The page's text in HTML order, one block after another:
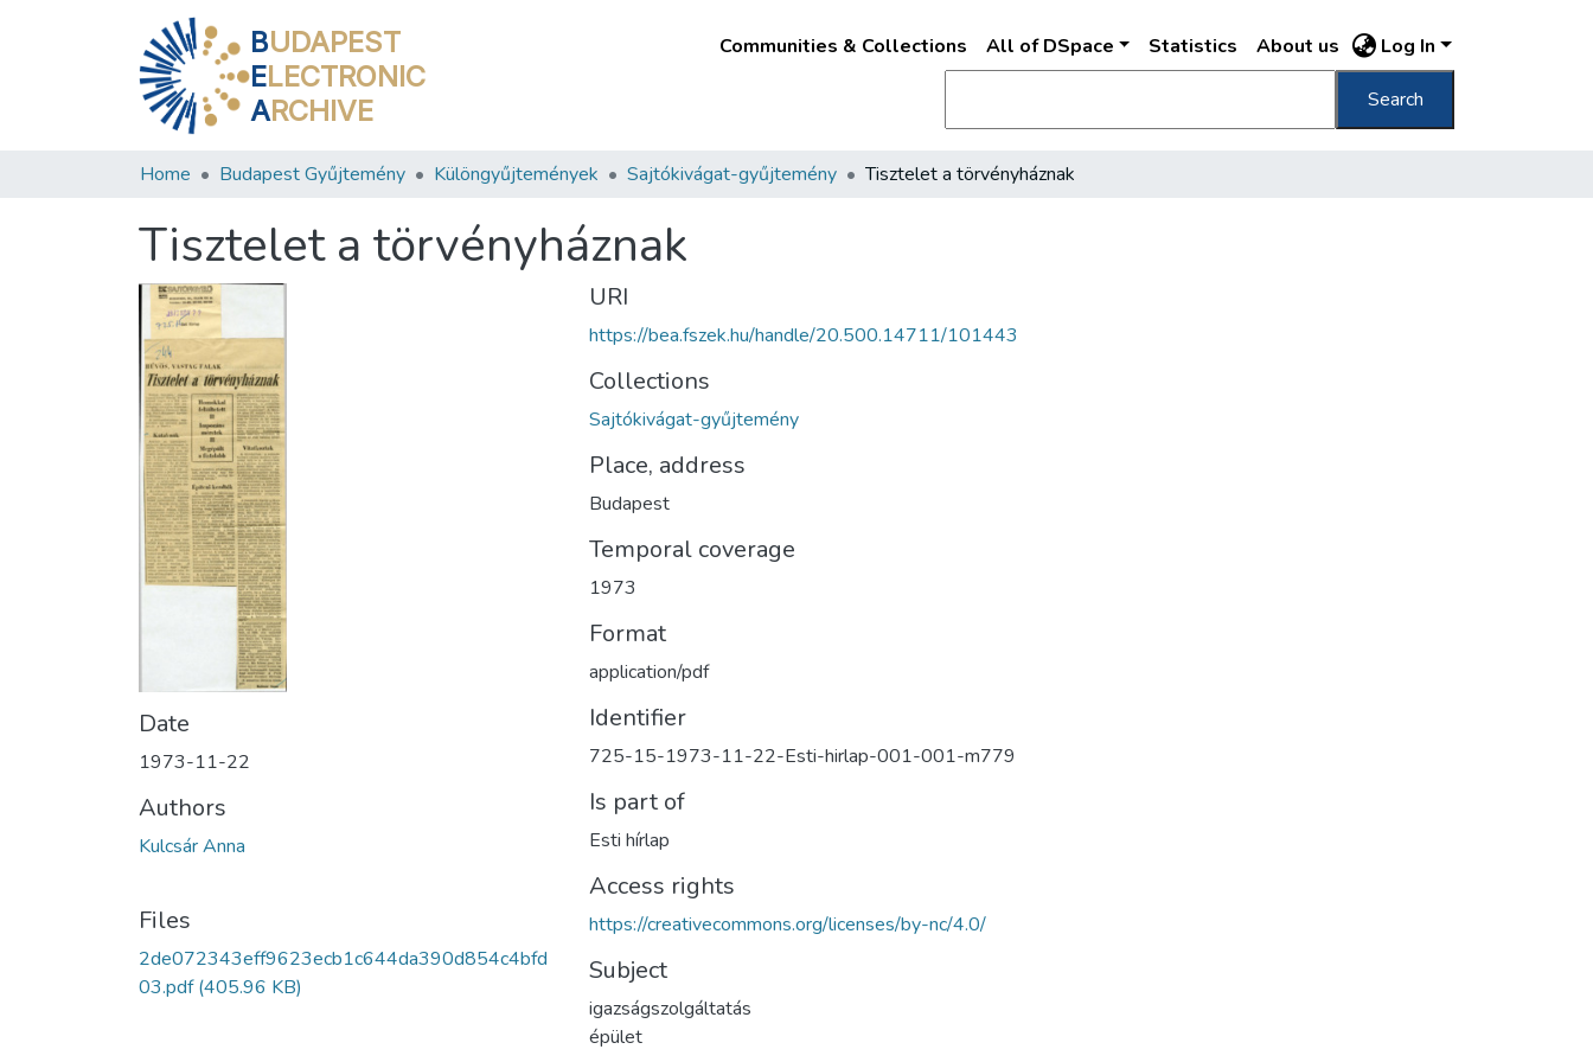
BUDAPEST
ELECTRONIC
ARCHIVE
Communities & Collections All of DSpace Statistics About us Log In
Search
Home Budapest Gyűjtemény Különgyűjtemények Sajtókivágat-gyűjtemény Tisztelet a törvényháznak
Tisztelet a törvényháznak
Date
1973-11-22
Authors
Kulcsár Anna
Files
2de072343eff9623ecb1c644da390d854c4bfd
03.pdf(405.96 KB)
URI
https://bea.fszek.hu/handle/20.500.14711/101443
Collections
Sajtókivágat-gyűjtemény
Place, address
Budapest
Temporal coverage
1973
Format
application/pdf
Identifier
725-15-1973-11-22-Esti-hirlap-001-001-m779
Is part of
Esti hírlap
Access rights
https://creativecommons.org/licenses/by-nc/4.0/
Subject
igazságszolgáltatás
épület